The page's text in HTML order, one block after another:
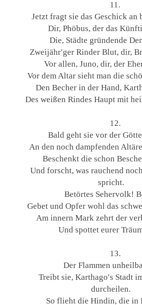
11.
Jetzt fragt sie das Geschick an
Dir, Phöbus, der das
Die, Städte gründende
Zweijähr′ger Rinder Blut, dir,
Vor allen, Juno, dir, der
Vor dem Altar sieht man die
Den Becher in der Hand,
Des weißen Rindes Haupt mit
12.
Bald geht sie vor der
An den noch dampfenden
Beschenkt die schon
Und forscht, was rauchend
spricht.
Betörtes Sehervolk!
Gebet und Opfer wohl das
Am innern Mark zehrt der
Und spottet eurer
13.
Der Flammen
Treibt sie, Karthago′s Stadt
durcheilen.
So flieht die Hindin, die in